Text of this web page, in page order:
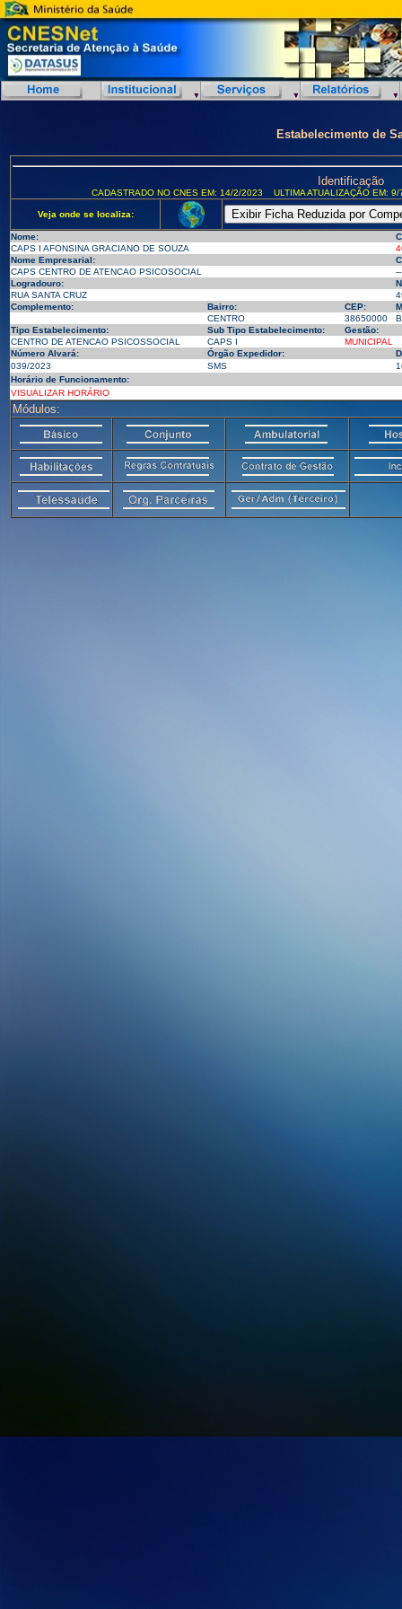
Estabelecimento de
Identificação
CADASTRADO NO CNES EM: 14/2/2023 ULTIMA ATUALIZAÇÃO EM:
Veja onde se localiza:
Nome:
CAPS I AFONSINA GRACIANO DE SOUZA
Nome Empresarial:
CAPS CENTRO DE ATENCAO PSICOSOCIAL
--
Logradouro:
RUA SANTA CRUZ
Complemento:
Bairro: CEP:
CENTRO
38650000
Tipo Estabelecimento:
Sub Tipo Estabelecimento:
Gestão:
CENTRO DE ATENCAO PSICOSSOCIAL
CAPS I
MUNICIPAL
Número Alvará:
Órgão Expedidor:
039/2023
SMS
Horário de Funcionamento:
VISUALIZAR HORÁRIO
Módulos: